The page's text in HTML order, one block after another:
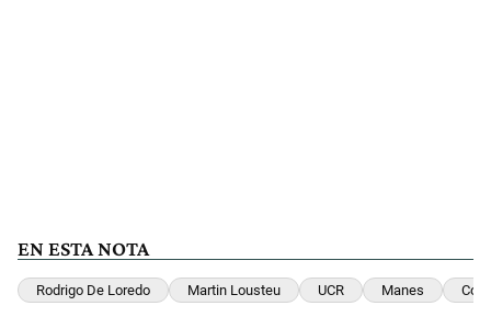
EN ESTA NOTA
Rodrigo De Loredo Martin Lousteu UCR Manes